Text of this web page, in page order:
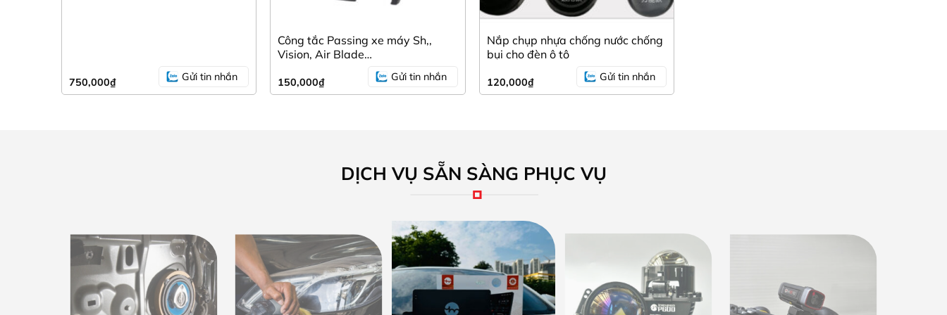
Dễ dàng thực hiện đảo lốp, khớp lốp trên điện thoại
750,000₫ Gửi tin nhắn
Công tắc Passing xe máy Sh,,
Vision, Air Blade…
150,000₫ Gửi tin nhắn
Nắp chụp nhựa chống nước chống
bụi cho đèn ô tô
120,000₫ Gửi tin nhắn
DỊCH VỤ SẴN SÀNG PHỤC VỤ